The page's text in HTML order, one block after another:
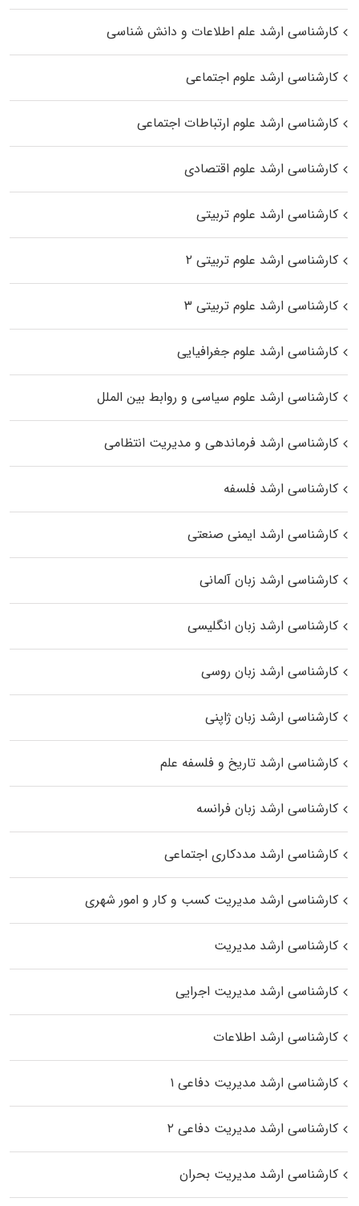
کارشناسی ارشد علم اطلاعات و دانش شناسی
کارشناسی ارشد علوم اجتماعی
کارشناسی ارشد علوم ارتباطات اجتماعی
کارشناسی ارشد علوم اقتصادی
کارشناسی ارشد علوم تربیتی
کارشناسی ارشد علوم تربیتی ۲
کارشناسی ارشد علوم تربیتی ۳
کارشناسی ارشد علوم جغرافیایی
کارشناسی ارشد علوم سیاسی و روابط بین الملل
کارشناسی ارشد فرماندهی و مدیریت انتظامی
کارشناسی ارشد فلسفه
کارشناسی ارشد ایمنی صنعتی
کارشناسی ارشد زبان آلمانی
کارشناسی ارشد زبان انگلیسی
کارشناسی ارشد زبان روسی
کارشناسی ارشد زبان ژاپنی
کارشناسی ارشد تاریخ و فلسفه علم
کارشناسی ارشد زبان فرانسه
کارشناسی ارشد مددکاری اجتماعی
کارشناسی ارشد مدیریت کسب و کار و امور شهری
کارشناسی ارشد مدیریت
کارشناسی ارشد مدیریت اجرایی
کارشناسی ارشد اطلاعات
کارشناسی ارشد مدیریت دفاعی ۱
کارشناسی ارشد مدیریت دفاعی ۲
کارشناسی ارشد مدیریت بحران